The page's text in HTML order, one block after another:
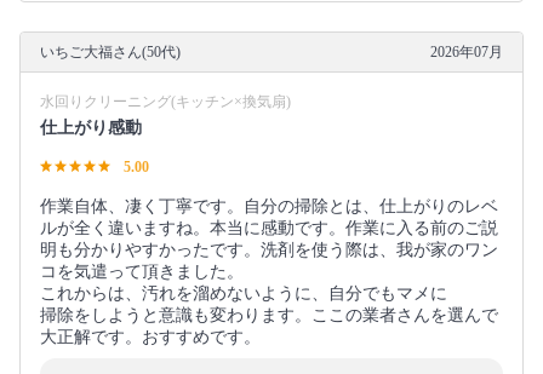
いちご大福さん(50代) 2026年07月
水回りクリーニング(キッチン×換気扇)
仕上がり感動
5.00
作業自体、凄く丁寧です。自分の掃除とは、仕上がりのレベ
ルが全く違いますね。本当に感動です。作業に入る前のご説
明も分かりやすかったです。洗剤を使う際は、我が家のワン
コを気遣って頂きました。
これからは、汚れを溜めないように、自分でもマメに
掃除をしようと意識も変わります。ここの業者さんを選んで
大正解です。おすすめです。